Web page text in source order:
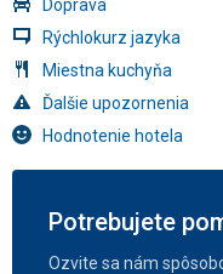
Doprava
Rýchlokurz jazyka
Miestna kuchyňa
Ďalšie upozornenia
Hodnotenie hotela
Potrebujete
Ozvite sa nám